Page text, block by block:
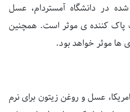
در دانشگاه آمستردام، عسل
پاک کننده ی موثر است. همچنین
موثر خواهد بود.
عسل و روغن زیتون برای نرم